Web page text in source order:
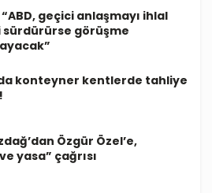
geçici anlaşmayı ihlal
görüşme
konteyner kentlerde tahliye
Özgür Özel’e,
yasa” çağrısı